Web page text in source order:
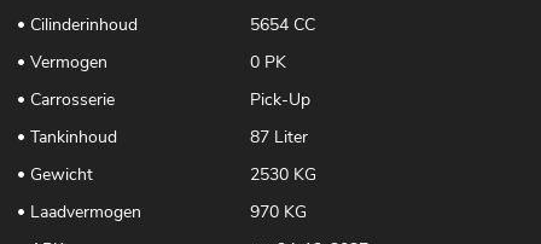
Cilinderinhoud
5654 CC
Vermogen
0 PK
Carrosserie
Pick-Up
Tankinhoud
87 Liter
Gewicht
2530 KG
Laadvermogen
970 KG